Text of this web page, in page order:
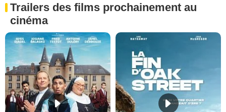
Trailers des films prochainement au
cinéma